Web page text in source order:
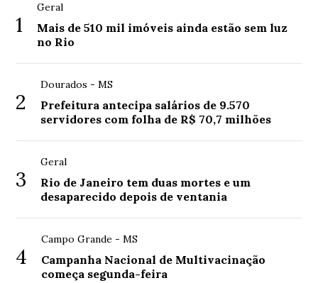
1
Geral
Mais de 510 mil imóveis ainda estão sem luz
no Rio
2
Dourados - MS
Prefeitura antecipa salários de 9.570
servidores com folha de R$ 70,7 milhões
3
Geral
Rio de Janeiro tem duas mortes e um
desaparecido depois de ventania
4
Campo Grande - MS
Campanha Nacional de Multivacinação
começa segunda-feira